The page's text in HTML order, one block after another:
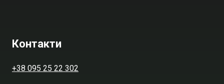
Контакти
+38 095 25 22 302